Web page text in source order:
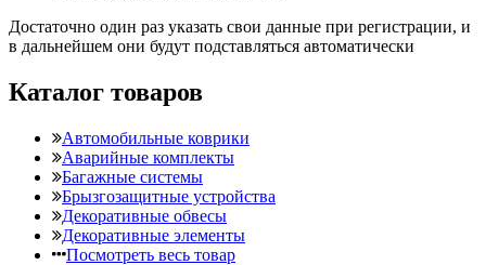
Достаточно один раз указать свои данные при регистрации, и
в дальнейшем они будут подставляться автоматически
Каталог товаров
Автомобильные коврики
Аварийные комплекты
Багажные системы
Брызгозащитные устройства
Декоративные обвесы
Декоративные элементы
Посмотреть весь товар